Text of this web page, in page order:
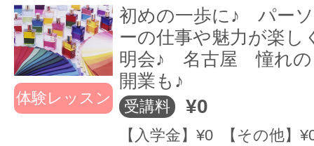
転就職やお家サロン開業、独立起
応援して行きます
受講生がなりたい自分の夢を叶え
ありがとうござ
いました
たです♪ありがと
うございました
(*^_^*)
ベ
く
し
卒業後が見えるスクール！！
名古屋でカラーの知識を取り入れ
体験レッスン
初めの一歩に♪ パー
ーの仕事や魅力が楽し
明会♪ 名古屋 憧れの
開業も♪
受講料 ¥0
【入学金】¥0 【その他】